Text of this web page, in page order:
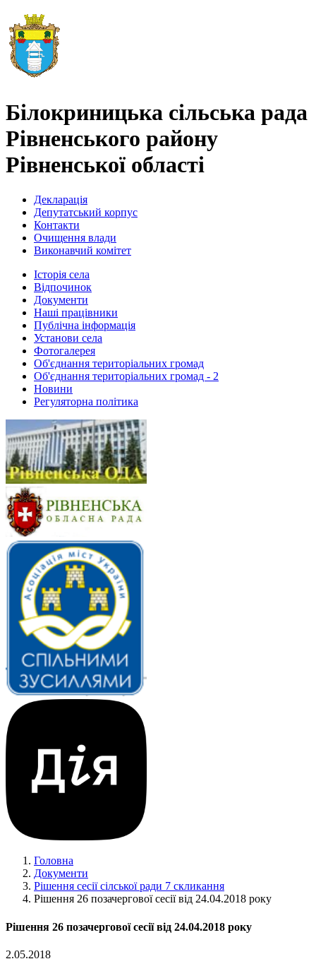
Білокриницька сільська рада
Рівненського району
Рівненської області
Декларація
Депутатський корпус
Контакти
Очищення влади
Виконавчий комітет
Історія села
Відпочинок
Документи
Наші працівники
Публічна інформація
Установи села
Фотогалерея
Об'єднання територіальних громад
Об'єднання територіальних громад - 2
Новини
Регуляторна політика
Головна
Документи
Рішення сесії сілської ради 7 скликання
Рішення 26 позачергової сесії від 24.04.2018 року
Рішення 26 позачергової сесії від 24.04.2018 року
2.05.2018